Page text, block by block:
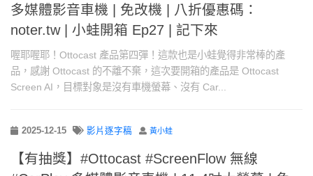
多媒體影音車機 | 免改機 | 八折優惠碼：
noter.tw | 小蛙開箱 Ep27 | 記下來
喔耶喔耶！Ottocast 產品第四彈！這款也是小蛙覺得非常棒的產
品，感謝 Ottocast 的不離不棄，這次要開箱的產品是 Ottocast
Screen AI，目標對象是沒有車機螢幕、沒有 Car...
2025-12-15 影片逐字稿 黃小蛙
【有抽獎】#Ottocast #ScreenFlow 無線